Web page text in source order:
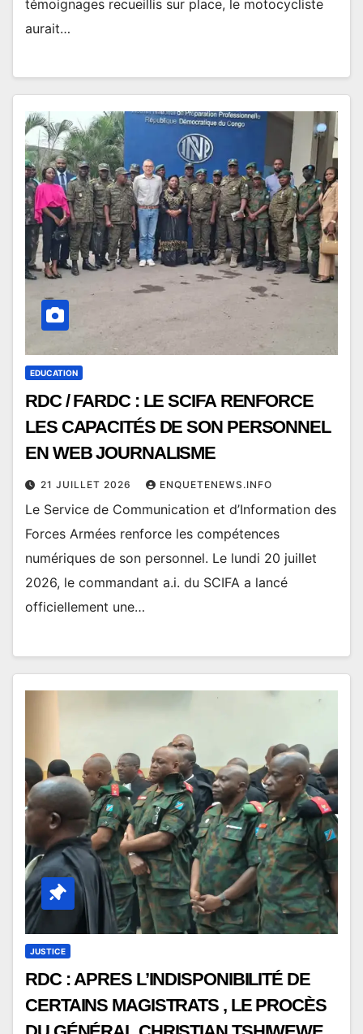
témoignages recueillis sur place, le motocycliste
aurait…
EDUCATION
RDC / FARDC : LE SCIFA RENFORCE
LES CAPACITÉS DE SON PERSONNEL
EN WEB JOURNALISME
21 JUILLET 2026 ENQUETENEWS.INFO
Le Service de Communication et d’Information des
Forces Armées renforce les compétences
numériques de son personnel. Le lundi 20 juillet
2026, le commandant a.i. du SCIFA a lancé
officiellement une…
JUSTICE
RDC : APRES L’INDISPONIBILITÉ DE
CERTAINS MAGISTRATS , LE PROCÈS